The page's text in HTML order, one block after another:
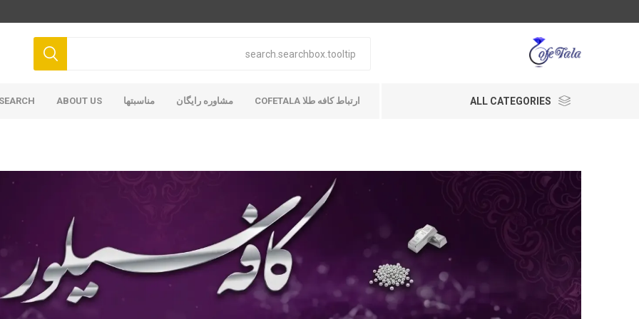
ALL CATEGORIES ارتباط کافه طلا COFETALA مشاوره رایگان مناسبتها ABOUT US
SEARCH